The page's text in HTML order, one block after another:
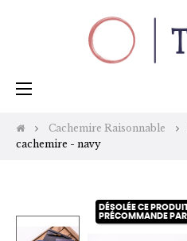
Basculer
navigation
☰
Cachemire Raisonnable
cachemire - navy
DÉSOLÉE CE
PRÉCOMMANDE